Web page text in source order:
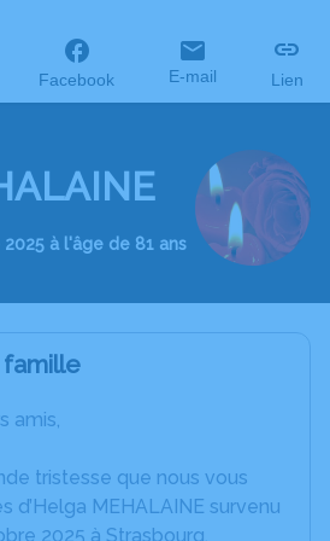
Facebook E-mail Lien
à l'âge de 81 ans
famille
amis,
tristesse que nous vous
d’Helga MEHALAINE survenu
2025 à Strasbourg.